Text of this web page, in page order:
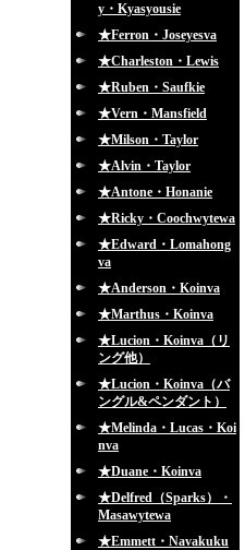
y・Kyasyousie
★Ferron・Joseyesva
★Charleston・Lewis
★Ruben・Saufkie
★Vern・Mansfield
★Milson・Taylor
★Alvin・Taylor
★Antone・Honanie
★Ricky・Coochwytewa
★Edward・Lomahong
va
★Anderson・Koinva
★Marthus・Koinva
★Lucion・Koinva（リ
ング他）
★Lucion・Koinva（バ
ングル&ペンダント）
★Melinda・Lucas・Koi
nva
★Duane・Koinva
★Delfred（Sparks）・
Masawytewa
★Emmett・Navakuku